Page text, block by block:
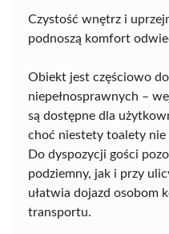
Czystość wnętrz i
podnoszą komfort
Obiekt jest częściowo
niepełnosprawnych –
są dostępne dla
choć niestety toalety nie
Do dyspozycji gości
podziemny, jak i przy
ułatwia dojazd osobom
transportu.